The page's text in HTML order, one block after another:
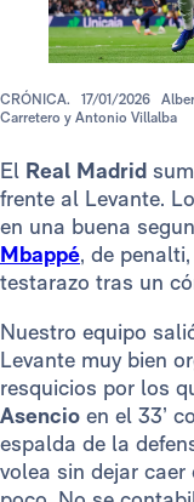
CRÓNICA. 17/01/2026
Carretero y Antonio Villalba
El Real Madrid
frente al Levante.
en una buena
Mbappé, de
testarazo tras un
Nuestro equipo
Levante muy bien
resquicios por los
Asencio en el 33’
espalda de la
volea sin dejar